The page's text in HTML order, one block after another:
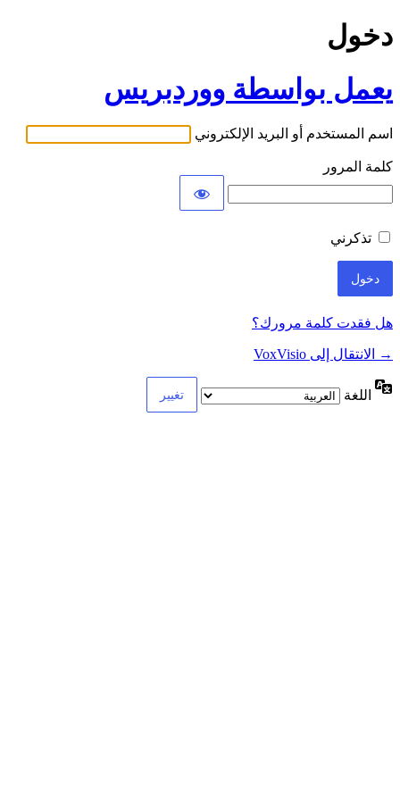
دخول
يعمل بواسطة ووردبريس
اسم المستخدم أو البريد الإلكتروني
كلمة المرور
تذكرني
هل فقدت كلمة مرورك؟
→ الانتقال إلى VoxVisio
اللغة